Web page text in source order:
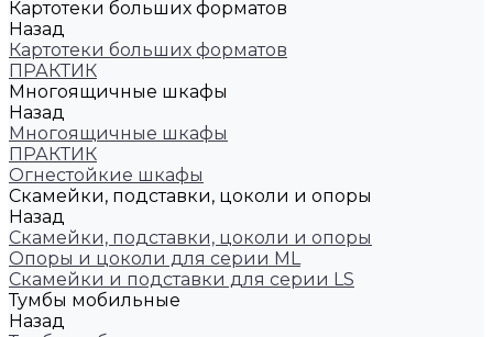
Картотеки больших форматов
Назад
Картотеки больших форматов
ПРАКТИК
Многоящичные шкафы
Назад
Многоящичные шкафы
ПРАКТИК
Огнестойкие шкафы
Скамейки, подставки, цоколи и опоры
Назад
Скамейки, подставки, цоколи и опоры
Опоры и цоколи для серии ML
Скамейки и подставки для серии LS
Тумбы мобильные
Назад